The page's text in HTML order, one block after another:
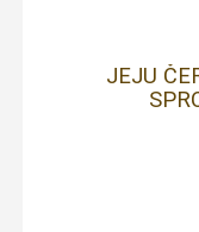
JEJU